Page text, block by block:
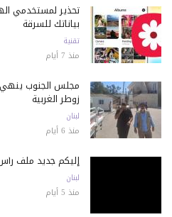
تحذير لمستخدمي
بياناتك للسرقة
تقنية
منذ 7 أيام
مجلس الجنوب ينهي
زوطر الغربية
لبنان
منذ 6 أيام
إليكم جديد ملف
لبنان
منذ 5 أيام